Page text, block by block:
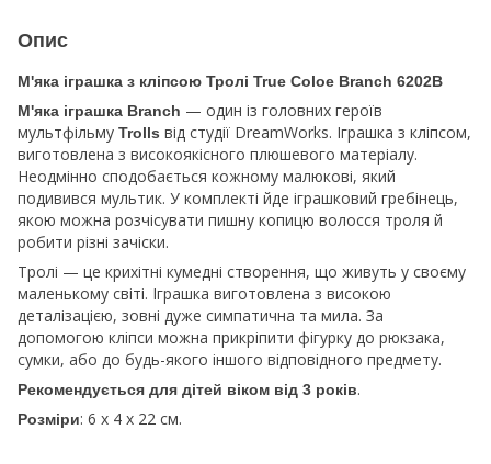
Опис
М'яка іграшка з кліпсою Тролі True Coloe Branch 6202B
М'яка іграшка Branch — один із головних героїв
мультфільму Trolls від студії DreamWorks. Іграшка з кліпсом,
виготовлена з високоякісного плюшевого матеріалу.
Неодмінно сподобається кожному малюкові, який
подивився мультик. У комплекті йде іграшковий гребінець,
якою можна розчісувати пишну копицю волосся троля й
робити різні зачіски.
Тролі — це крихітні кумедні створення, що живуть у своєму
маленькому світі. Іграшка виготовлена з високою
деталізацією, зовні дуже симпатична та мила. За
допомогою кліпси можна прикріпити фігурку до рюкзака,
сумки, або до будь-якого іншого відповідного предмету.
Рекомендується для дітей віком від 3 років.
Розміри: 6 х 4 х 22 см.